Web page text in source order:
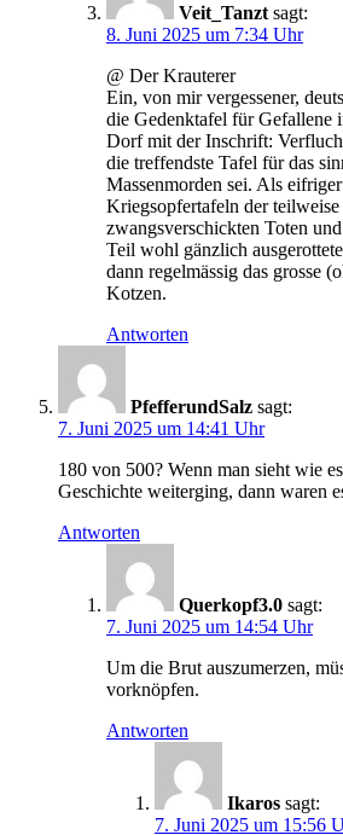
Veit_Tanzt sagt:
8. Juni 2025 um 7:34 Uhr
@ Der Krauterer
Ein, von mir vergessener,
die Gedenktafel für Gefallene
Dorf mit der Inschrift:
die treffendste Tafel für das
Massenmorden sei. Als
Kriegsopfertafeln der teilweise
zwangsverschickten Toten
Teil wohl gänzlich
dann regelmässig das grosse
Kotzen.
Antworten
PfefferundSalz sagt:
7. Juni 2025 um 14:41 Uhr
180 von 500? Wenn man sieht wie
Geschichte weiterging, dann waren
Antworten
Querkopf3.0 sagt:
7. Juni 2025 um 14:54 Uhr
Um die Brut auszumerzen,
vorknöpfen.
Antworten
Ikaros sagt:
7. Juni 2025 um 15:56